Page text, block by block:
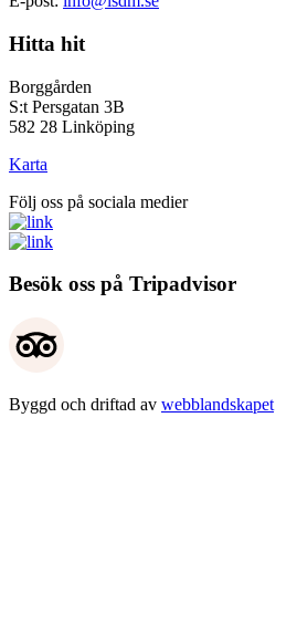
Hitta hit
Borggården
S:t Persgatan 3B
582 28 Linköping
Karta
Följ oss på sociala medier
Besök oss på Tripadvisor
Byggd och driftad av webblandskapet